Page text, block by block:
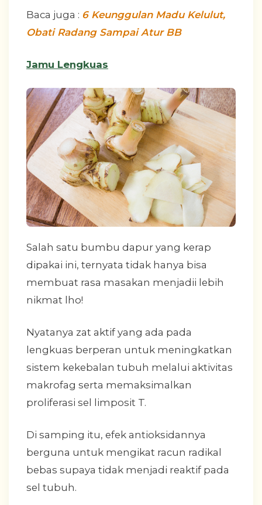
Baca juga : 6 Keunggulan Madu Kelulut,
Obati Radang Sampai Atur BB
Jamu Lengkuas
Salah satu bumbu dapur yang kerap
dipakai ini, ternyata tidak hanya bisa
membuat rasa masakan menjadii lebih
nikmat lho!
Nyatanya zat aktif yang ada pada
lengkuas berperan untuk meningkatkan
sistem kekebalan tubuh melalui aktivitas
makrofag serta memaksimalkan
proliferasi sel limposit T.
Di samping itu, efek antioksidannya
berguna untuk mengikat racun radikal
bebas supaya tidak menjadi reaktif pada
sel tubuh.